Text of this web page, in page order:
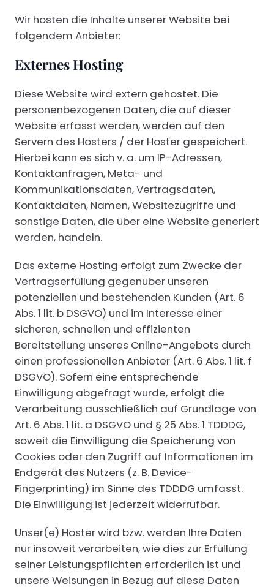
Wir hosten die Inhalte unserer Website bei
folgendem Anbieter:
Externes Hosting
Diese Website wird extern gehostet. Die
personenbezogenen Daten, die auf dieser
Website erfasst werden, werden auf den
Servern des Hosters / der Hoster gespeichert.
Hierbei kann es sich v. a. um IP-Adressen,
Kontaktanfragen, Meta- und
Kommunikationsdaten, Vertragsdaten,
Kontaktdaten, Namen, Websitezugriffe und
sonstige Daten, die über eine Website generiert
werden, handeln.
Das externe Hosting erfolgt zum Zwecke der
Vertragserfüllung gegenüber unseren
potenziellen und bestehenden Kunden (Art. 6
Abs. 1 lit. b DSGVO) und im Interesse einer
sicheren, schnellen und effizienten
Bereitstellung unseres Online-Angebots durch
einen professionellen Anbieter (Art. 6 Abs. 1 lit. f
DSGVO). Sofern eine entsprechende
Einwilligung abgefragt wurde, erfolgt die
Verarbeitung ausschließlich auf Grundlage von
Art. 6 Abs. 1 lit. a DSGVO und § 25 Abs. 1 TDDDG,
soweit die Einwilligung die Speicherung von
Cookies oder den Zugriff auf Informationen im
Endgerät des Nutzers (z. B. Device-
Fingerprinting) im Sinne des TDDDG umfasst.
Die Einwilligung ist jederzeit widerrufbar.
Unser(e) Hoster wird bzw. werden Ihre Daten
nur insoweit verarbeiten, wie dies zur Erfüllung
seiner Leistungspflichten erforderlich ist und
unsere Weisungen in Bezug auf diese Daten